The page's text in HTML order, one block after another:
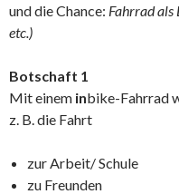
und die Chance: Fahrrad als
etc.)
Botschaft 1
Mit einem inbike-Fahrrad
z. B. die Fahrt
zur Arbeit/ Schule
zu Freunden